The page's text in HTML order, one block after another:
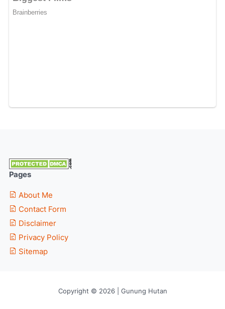
Pages
About Me
Contact Form
Disclaimer
Privacy Policy
Sitemap
Copyright © 2026 | Gunung Hutan